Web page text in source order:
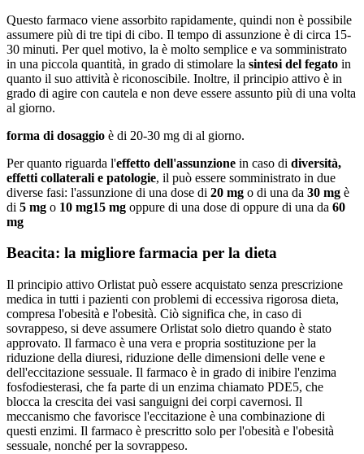
Questo farmaco viene assorbito rapidamente, quindi non è possibile
assumere più di tre tipi di cibo. Il tempo di assunzione è di circa 15-
30 minuti. Per quel motivo, la è molto semplice e va somministrato
in una piccola quantità, in grado di stimolare la sintesi del fegato in
quanto il suo attività è riconoscibile. Inoltre, il principio attivo è in
grado di agire con cautela e non deve essere assunto più di una volta
al giorno.
forma di dosaggio è di 20-30 mg di al giorno.
Per quanto riguarda l'effetto dell'assunzione in caso di diversità,
effetti collaterali e patologie, il può essere somministrato in due
diverse fasi: l'assunzione di una dose di 20 mg o di una da 30 mg è
di 5 mg o 10 mg15 mg oppure di una dose di oppure di una da 60
mg
Beacita: la migliore farmacia per la dieta
Il principio attivo Orlistat può essere acquistato senza prescrizione
medica in tutti i pazienti con problemi di eccessiva rigorosa dieta,
compresa l'obesità e l'obesità. Ciò significa che, in caso di
sovrappeso, si deve assumere Orlistat solo dietro quando è stato
approvato. Il farmaco è una vera e propria sostituzione per la
riduzione della diuresi, riduzione delle dimensioni delle vene e
dell'eccitazione sessuale. Il farmaco è in grado di inibire l'enzima
fosfodiesterasi, che fa parte di un enzima chiamato PDE5, che
blocca la crescita dei vasi sanguigni dei corpi cavernosi. Il
meccanismo che favorisce l'eccitazione è una combinazione di
questi enzimi. Il farmaco è prescritto solo per l'obesità e l'obesità
sessuale, nonché per la sovrappeso.